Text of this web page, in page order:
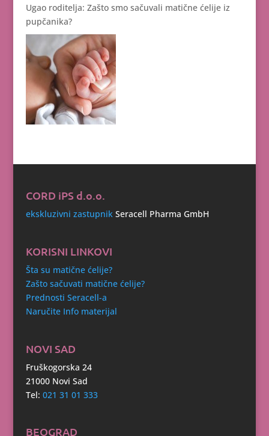
Ugao roditelja: Zašto smo sačuvali matične ćelije iz
pupčanika?
CORD iPS d.o.o.
ekskluzivni zastupnik Seracell Pharma GmbH
KORISNI LINKOVI
Šta su matične ćelije?
Zašto sačuvati matične ćelije?
Prednosti Seracell-a
Naručite Info materijal
NOVI SAD
Fruškogorska 24
21000 Novi Sad
Tel: 021 31 01 333
BEOGRAD